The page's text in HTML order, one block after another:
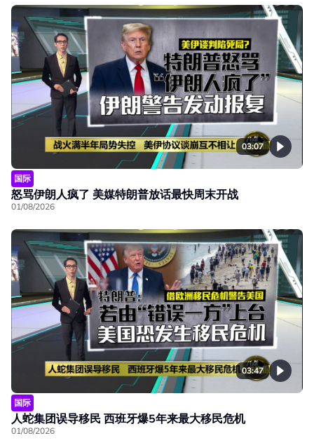
03:07
国际
怒骂伊朗人疯了 美媒特朗普放话最快周末开战
01/08/2026
03:47
国际
人蛇集团误导移民 西班牙爆5年来最大移民危机
01/08/2026